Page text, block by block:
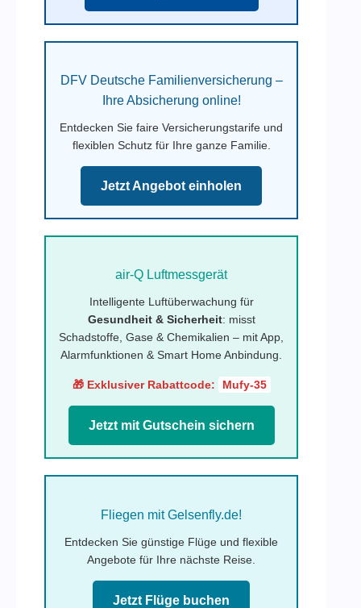
DFV Deutsche Familienversicherung –
Ihre Absicherung online!
Entdecken Sie faire Versicherungstarife und
flexiblen Schutz für Ihre ganze Familie.
Jetzt Angebot einholen
air-Q Luftmessgerät
Intelligente Luftüberwachung für
Gesundheit & Sicherheit: misst
Schadstoffe, Gase & Chemikalien – mit App,
Alarmfunktionen & Smart Home Anbindung.
🎁 Exklusiver Rabattcode: Mufy-35
Jetzt mit Gutschein sichern
Fliegen mit Gelsenfly.de!
Entdecken Sie günstige Flüge und flexible
Angebote für Ihre nächste Reise.
Jetzt Flüge buchen